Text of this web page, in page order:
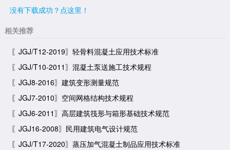
没有下载成功？点这里！
相关推荐
〖JGJ/T12-2019〗轻骨料混凝土应用技术标准
〖JGJ/T10-2011〗混凝土泵送施工技术规程
〖JGJ8-2016〗建筑变形测量规范
〖JGJ7-2010〗空间网格结构技术规程
〖JGJ6-2011〗高层建筑筏形与箱形基础技术规范
〖JGJ16-2008〗民用建筑电气设计规范
〖JGJ/T17-2020〗蒸压加气混凝土制品应用技术标准